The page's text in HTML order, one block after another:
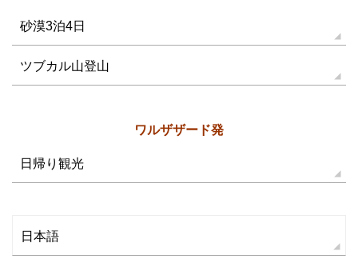
砂漠3泊4日
ツブカル山登山
ワルザザード発
日帰り観光
日本語